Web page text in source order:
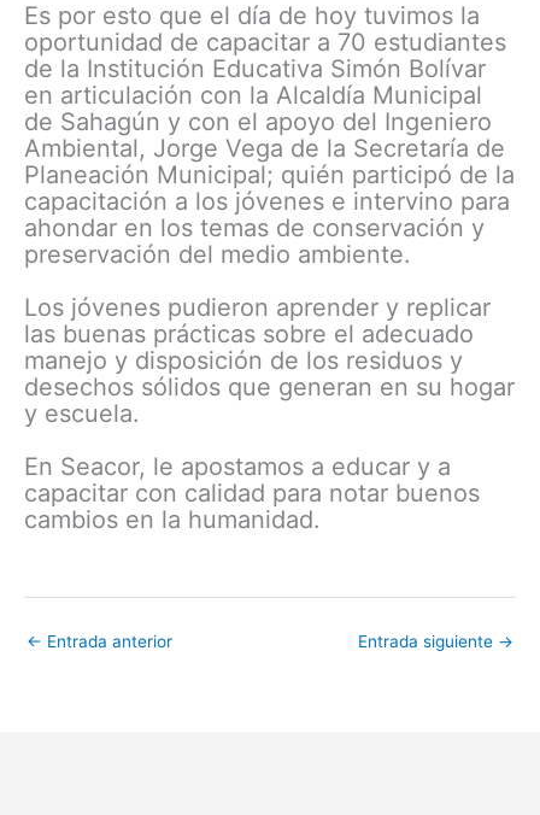
Es por esto que el día de hoy tuvimos la
oportunidad de capacitar a 70 estudiantes
de la Institución Educativa Simón Bolívar
en articulación con la Alcaldía Municipal
de Sahagún y con el apoyo del Ingeniero
Ambiental, Jorge Vega de la Secretaría de
Planeación Municipal; quién participó de la
capacitación a los jóvenes e intervino para
ahondar en los temas de conservación y
preservación del medio ambiente.
Los jóvenes pudieron aprender y replicar
las buenas prácticas sobre el adecuado
manejo y disposición de los residuos y
desechos sólidos que generan en su hogar
y escuela.
En Seacor, le apostamos a educar y a
capacitar con calidad para notar buenos
cambios en la humanidad.
← Entrada anterior Entrada siguiente →